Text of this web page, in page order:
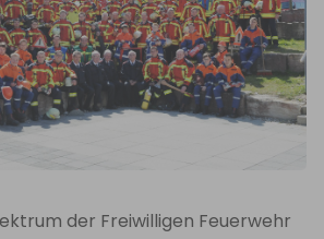
der Freiwilligen Feuerwehr